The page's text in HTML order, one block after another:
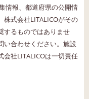
情報、都道府県の公開情
式会社LITALICOがその
するものではありませ
い合わせください。施設
社LITALICOは一切責任